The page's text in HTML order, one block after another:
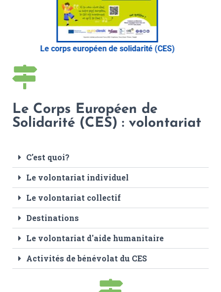
Volontariat franco-allemand (VFA)
Le Corps Européen de
Solidarité (CES) : volontariat
C'est quoi?
Le volontariat individuel
Le volontariat collectif
Destinations
Le volontariat d'aide humanitaire
Activités de bénévolat du CES